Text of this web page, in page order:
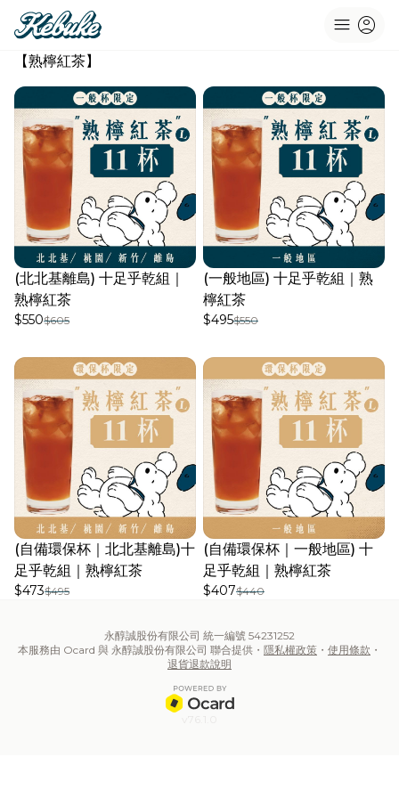
menu account_circle
【熟檸紅茶】
(北北基離島) 十足乎乾組｜
熟檸紅茶
$550$605
(一般地區) 十足乎乾組｜熟
檸紅茶
$495$550
(自備環保杯｜北北基離島)十
足乎乾組｜熟檸紅茶
$473$495
(自備環保杯｜一般地區) 十
足乎乾組｜熟檸紅茶
$407$440
永醇誠股份有限公司 統一編號 54231252
本服務由 Ocard 與 永醇誠股份有限公司 聯合提供・ 隱私權政策 ・ 使用條款 ・
退貨退款說明